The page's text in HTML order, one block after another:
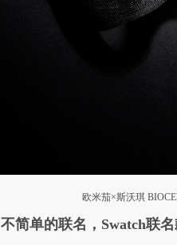
欧米茄×斯沃琪
不简单的联名，Swatch联